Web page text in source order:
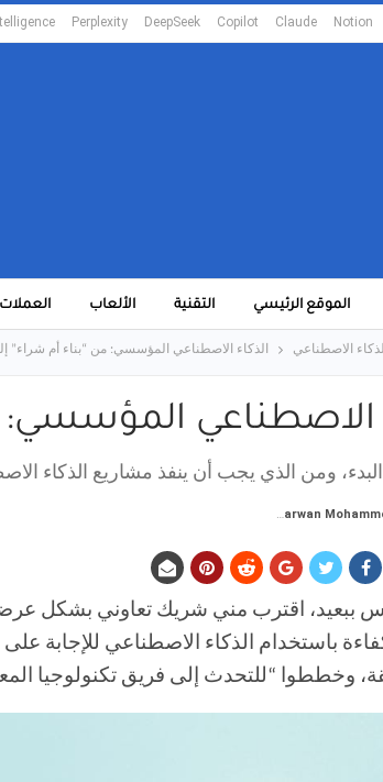
Notion
Claude
Copilot
DeepSeek
Perplexity
الموقع الرئيسي التقنية الألعاب
الذكاء الاصطناعي الذكاء الاصطناعي المؤسسي: من “بناء أم شراء”
الاصطناعي المؤسسي:
ومن الذي يجب أن ينفذ مشاريع الذكاء
Marwan
ببعيد، اقترب مني شريك تعاوني بشكل
باستخدام الذكاء الاصطناعي للإجابة
وخططوا “للتحدث إلى فريق تكنولوجيا